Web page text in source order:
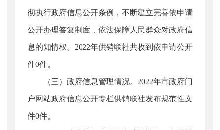
彻执行政府信息公开条例，不断建立完善依申请
公开办理答复制度，依法保障人民群众对政府信
息的知情权。2022年供销联社共收到依申请公开
件0件。
（三）政府信息管理情况。2022年市政府门
户网站政府信息公开专栏供销联社发布规范性文
件0件。